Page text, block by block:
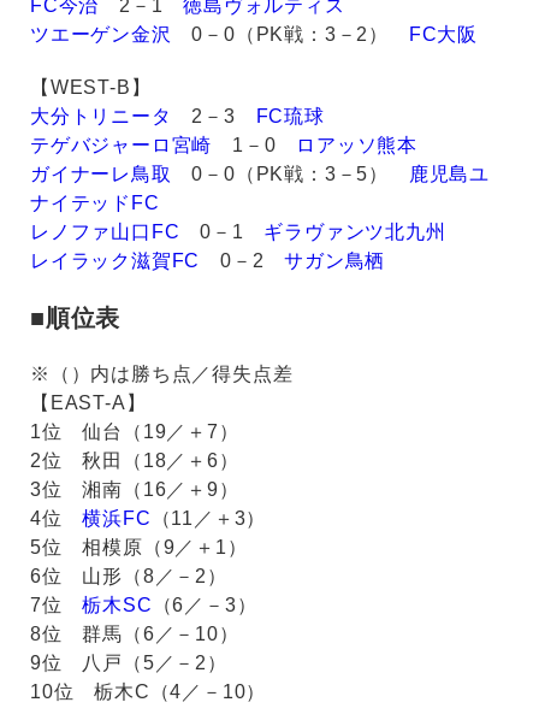
FC今治 2－1徳島ヴォルティス
ツエーゲン金沢
0－0（PK戦：3－2） FC大阪
【WEST-B】
大分トリニータ
2－3
FC琉球
テゲバジャーロ宮崎 1－0
ロアッソ熊本
ガイナーレ鳥取
0－0（PK戦：3－5）
鹿児島ユ
ナイテッドFC
レノファ山口FC 0－1 ギラヴァンツ北九州
レイラック滋賀FC
0－2サガン鳥栖
■順位表
※（）内は勝ち点／得失点差
【EAST-A】
1位 仙台（19／＋7）
2位 秋田（18／＋6）
3位 湘南（16／＋9）
4位横浜FC （11／＋3）
5位 相模原（9／＋1）
6位 山形（8／－2）
7位栃木SC （6／－3）
8位 群馬（6／－10）
9位 八戸（5／－2）
10位 栃木C（4／－10）